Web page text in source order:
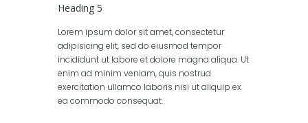
Heading 5
Lorem ipsum dolor sit amet, consectetur
adipisicing elit, sed do eiusmod tempor
incididunt ut labore et dolore magna aliqua. Ut
enim ad minim veniam, quis nostrud
exercitation ullamco laboris nisi ut aliquip ex
ea commodo consequat.